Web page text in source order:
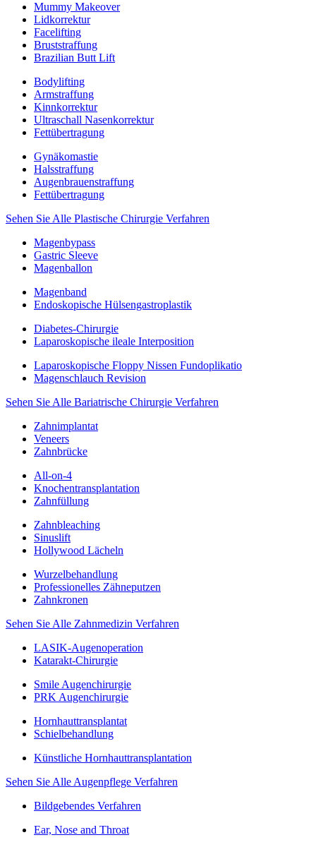
Mummy Makeover
Lidkorrektur
Facelifting
Bruststraffung
Brazilian Butt Lift
Bodylifting
Armstraffung
Kinnkorrektur
Ultraschall Nasenkorrektur
Fettübertragung
Gynäkomastie
Halsstraffung
Augenbrauenstraffung
Fettübertragung
Sehen Sie Alle Plastische Chirurgie Verfahren
Magenbypass
Gastric Sleeve
Magenballon
Magenband
Endoskopische Hülsengastroplastik
Diabetes-Chirurgie
Laparoskopische ileale Interposition
Laparoskopische Floppy Nissen Fundoplikatio
Magenschlauch Revision
Sehen Sie Alle Bariatrische Chirurgie Verfahren
Zahnimplantat
Veneers
Zahnbrücke
All-on-4
Knochentransplantation
Zahnfüllung
Zahnbleaching
Sinuslift
Hollywood Lächeln
Wurzelbehandlung
Professionelles Zähneputzen
Zahnkronen
Sehen Sie Alle Zahnmedizin Verfahren
LASIK-Augenoperation
Katarakt-Chirurgie
Smile Augenchirurgie
PRK Augenchirurgie
Hornhauttransplantat
Schielbehandlung
Künstliche Hornhauttransplantation
Sehen Sie Alle Augenpflege Verfahren
Bildgebendes Verfahren
Ear, Nose and Throat